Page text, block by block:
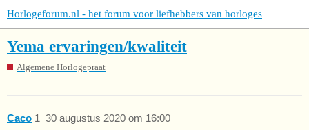
Horlogeforum.nl - het forum voor liefhebbers van horloges
Yema ervaringen/kwaliteit
Algemene Horlogepraat
Caco 30 augustus 2020 om 16:00
1